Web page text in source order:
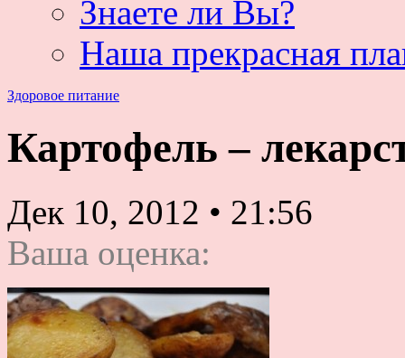
Знаете ли Вы?
Наша прекрасная
Здоровое питание
Картофель –
Дек 10, 2012 • 21:56
Ваша оценка: